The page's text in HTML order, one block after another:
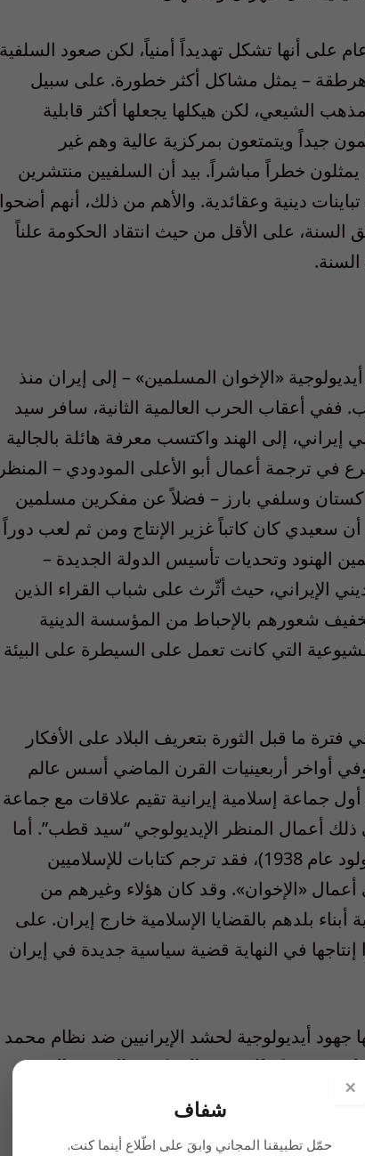
على أنها تشكل تهديداً أمنياً، لكن صعود السلفية
هرطقة – يمثل مشاكل أكثر خطورة. على سبيل
الشيعي، لكن هيكلها يجعلها أكثر قابلية
جيداً ويتمتعون بمركزية عالية وهم غير
خطراً مباشراً. بيد أن السلفيين منتشرين
دينية وعقائدية. والأهم من ذلك، أنهم أضحوا
على الأقل من حيث انتقاد الحكومة علناً
السنة.
«الإخوان المسلمين» – إلى إيران منذ
أعقاب الحرب العالمية الثانية، سافر سيد
مؤلف ومترجم ديني إيراني، إلى الهند واكتسب معرفة هائلة بالجالية
في ترجمة أعمال أبو الأعلى المودودي – المنظر
باكستان وسلفي بارز – فضلاً عن مفكرين مسلمين
سعيدي كان كاتباً غزير الإنتاج ومن ثم لعب دوراً
الهنود وتحديات تأسيس الدولة الجديدة –
الإيراني، حيث أثّرث على شباب القراء الذين
شعورهم بالإحباط من المؤسسة الدينية
التي كانت تعمل على السيطرة على البيئة
ما قبل الثورة بتعريف البلاد على الأفكار
أواخر أربعينيات القرن الماضي أسس عالم
جماعة إسلامية إيرانية تقيم علاقات مع جماعة
ذلك أعمال المنظر الإيديولوجي “سيد قطب”. أما
العالم البارز الآخر، “سيد هادي خسرو شاهي” (المولود عام 1938)، فقد ترجم كتابات للإسلاميين
أعمال «الإخوان». وقد كان هؤلاء وغيرهم من
بلدهم بالقضايا الإسلامية خارج إيران. على
إنتاجها في النهاية قضية سياسية جديدة في إيران
أيديولوجية لحشد الإيرانيين ضد نظام محمد
دفع كذلك بعض المفكرين الدينيين إلى
الصلوات والطقوس الشعائرية (
×
شفاف
حمّل تطبيقنا المجاني وابقَ على اطّلاع أينما كنت.